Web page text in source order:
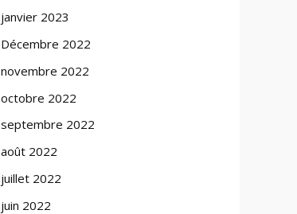
janvier 2023
Décembre 2022
novembre 2022
octobre 2022
septembre 2022
août 2022
juillet 2022
juin 2022